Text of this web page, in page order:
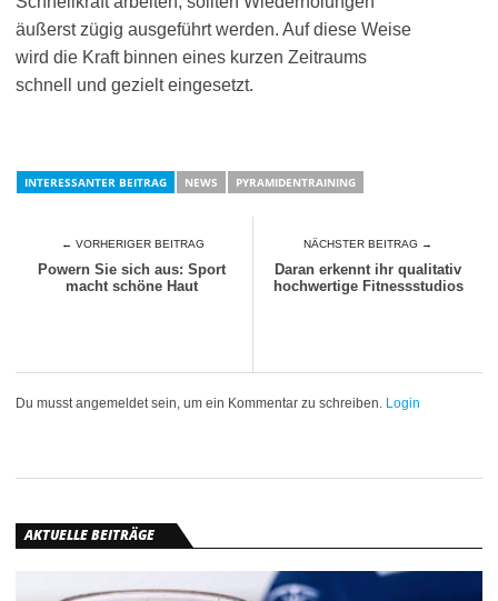
äußerst zügig ausgeführt werden. Auf diese Weise
wird die Kraft binnen eines kurzen Zeitraums
schnell und gezielt eingesetzt.
INTERESSANTER BEITRAG NEWS PYRAMIDENTRAINING
← VORHERIGER BEITRAG
Powern Sie sich aus: Sport
macht schöne Haut
NÄCHSTER BEITRAG →
Daran erkennt ihr qualitativ
hochwertige Fitnessstudios
Du musst angemeldet sein, um ein Kommentar zu schreiben. Login
AKTUELLE BEITRÄGE